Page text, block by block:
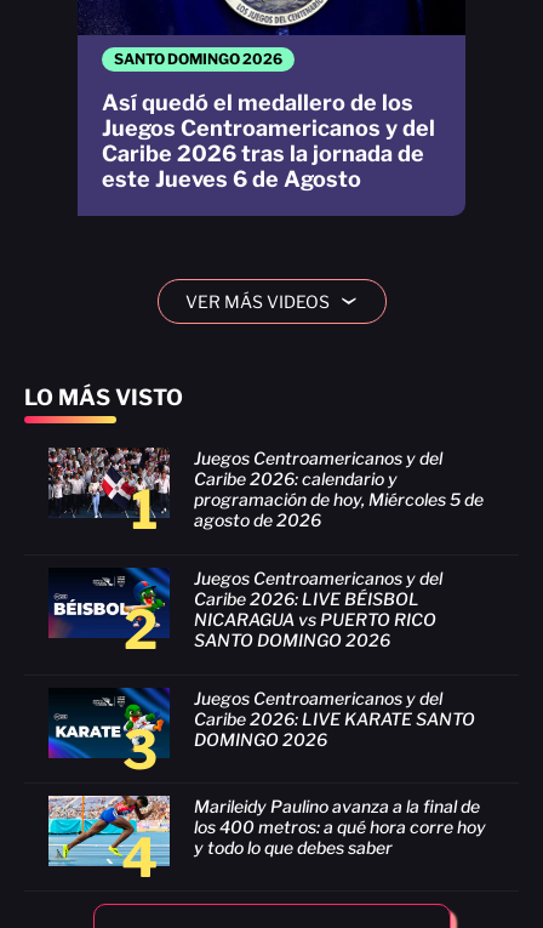
LO MÁS VISTO
1
Juegos Centroamericanos y del
Caribe 2026: calendario y
programación de hoy, Miércoles 5 de
agosto de 2026
2
Juegos Centroamericanos y del
Caribe 2026: LIVE BÉISBOL
NICARAGUA vs PUERTO RICO
SANTO DOMINGO 2026
3
Juegos Centroamericanos y del
Caribe 2026: LIVE KARATE SANTO
DOMINGO 2026
4
Marileidy Paulino avanza a la final de
los 400 metros: a qué hora corre hoy
y todo lo que debes saber
SANTO DOMINGO 2026
Así quedó el medallero de los
Juegos Centroamericanos y del
Caribe 2026 tras la jornada de
este Jueves 6 de Agosto
VER MÁS VIDEOS ›